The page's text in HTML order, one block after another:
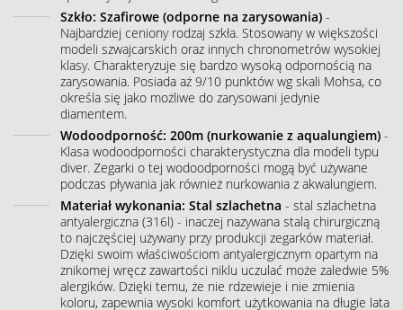
Szkło: Szafirowe (odporne na zarysowania) -
Najbardziej ceniony rodzaj szkła. Stosowany w większości
modeli szwajcarskich oraz innych chronometrów wysokiej
klasy. Charakteryzuje się bardzo wysoką odpornością na
zarysowania. Posiada aż 9/10 punktów wg skali Mohsa, co
określa się jako możliwe do zarysowani jedynie
diamentem.
Wodoodporność: 200m (nurkowanie z aqualungiem) -
Klasa wodoodporności charakterystyczna dla modeli typu
diver. Zegarki o tej wodoodporności mogą być używane
podczas pływania jak również nurkowania z akwalungiem.
Materiał wykonania: Stal szlachetna - stal szlachetna
antyalergiczna (316l) - inaczej nazywana stalą chirurgiczną
to najczęściej używany przy produkcji zegarków materiał.
Dzięki swoim właściwościom antyalergicznym opartym na
znikomej wręcz zawartości niklu uczulać może zaledwie 5%
alergików. Dzięki temu, że nie rdzewieje i nie zmienia
koloru, zapewnia wysoki komfort użytkowania na długie lata